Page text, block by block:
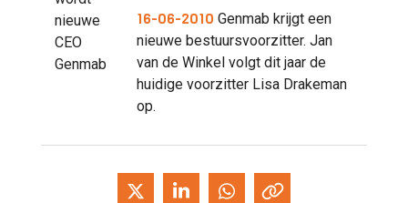
16-06-2010 Genmab krijgt een
nieuwe bestuursvoorzitter. Jan
van de Winkel volgt dit jaar de
huidige voorzitter Lisa Drakeman
op.